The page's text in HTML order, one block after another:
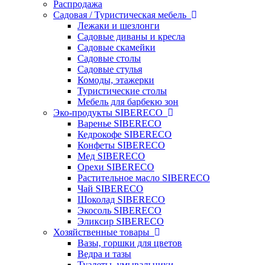
Распродажа
Садовая / Туристическая мебель
Лежаки и шезлонги
Садовые диваны и кресла
Садовые скамейки
Садовые столы
Садовые стулья
Комоды, этажерки
Туристические столы
Мебель для барбекю зон
Эко-продукты SIBERECO
Варенье SIBERECO
Кедрокофе SIBERECO
Конфеты SIBERECO
Мед SIBERECO
Орехи SIBERECO
Растительное масло SIBERECO
Чай SIBERECO
Шоколад SIBERECO
Экосоль SIBERECO
Эликсир SIBERECO
Хозяйственные товары
Вазы, горшки для цветов
Ведра и тазы